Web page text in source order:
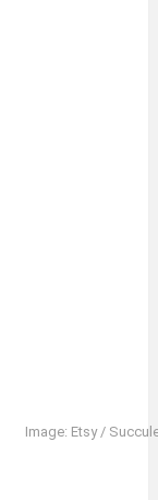
Image: Etsy /